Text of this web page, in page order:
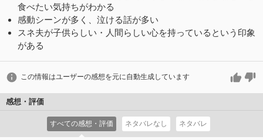
食べたい気持ちがわかる
感動シーンが多く、泣ける話が多い
スネ夫が子供らしい・人間らしい心を持っているという印象
がある
この情報はユーザーの感想を元に自動生成しています
感想・評価
すべての感想・評価 ネタバレなし ネタバレ